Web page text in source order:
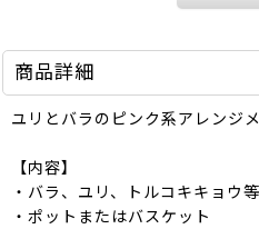
商品詳細
ユリとバラのピンク系アレンジメ
【内容】
・バラ、ユリ、トルコキキョウ等
・ポットまたはバスケット